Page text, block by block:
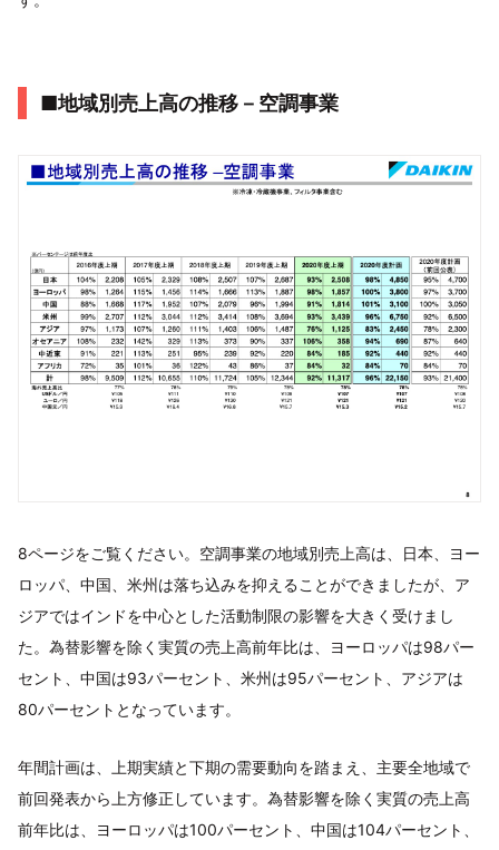
■地域別売上高の推移－空調事業
8ページをご覧ください。空調事業の地域別売上高は、日本、ヨー
ロッパ、中国、米州は落ち込みを抑えることができましたが、ア
ジアではインドを中心とした活動制限の影響を大きく受けまし
た。為替影響を除く実質の売上高前年比は、ヨーロッパは98パー
セント、中国は93パーセント、米州は95パーセント、アジアは
80パーセントとなっています。
年間計画は、上期実績と下期の需要動向を踏まえ、主要全地域で
前回発表から上方修正しています。為替影響を除く実質の売上高
前年比は、ヨーロッパは100パーセント、中国は104パーセント、